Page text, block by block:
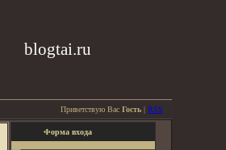
blogtai.ru
Приветствую Вас Гость | RSS
Форма входа